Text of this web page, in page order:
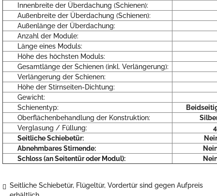
Innenbreite der Überdachung (Schienen):
Außenbreite der Überdachung (Schienen):
Außenlänge der Überdachung:
Anzahl der Module:
Länge eines Moduls:
Höhe des höchsten Moduls:
Gesamtlänge der Schienen (inkl. Verlängerung):
Verlängerung der Schienen:
Höhe der Stirnseiten-Dichtung:
Gewicht:
Schienentyp:
Oberflächenbehandlung der Konstruktion:
Verglasung / Füllung:
Seitliche Schiebetür:
Abnehmbares Stirnende:
Schloss (an Seitentür oder Modul):
Seitliche Schiebetür, Flügeltür, Vordertür sind gegen Aufpreis